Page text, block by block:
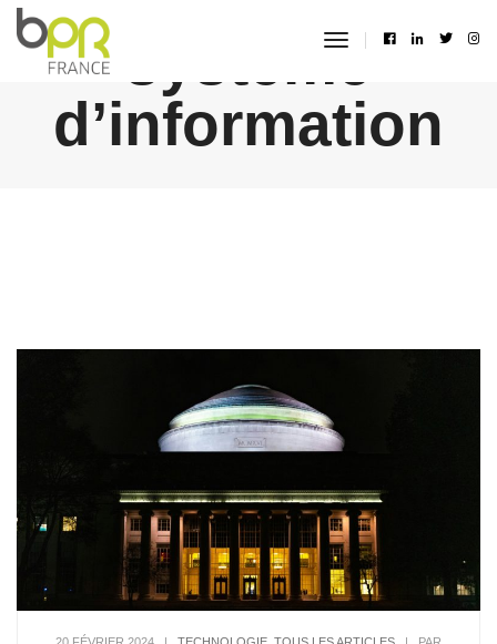
toggle
système
d’information